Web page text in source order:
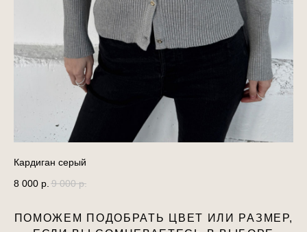
Кардиган серый
8 000 р. 9 000 р.
ПОМОЖЕМ ПОДОБРАТЬ ЦВЕТ ИЛИ РАЗМЕР,